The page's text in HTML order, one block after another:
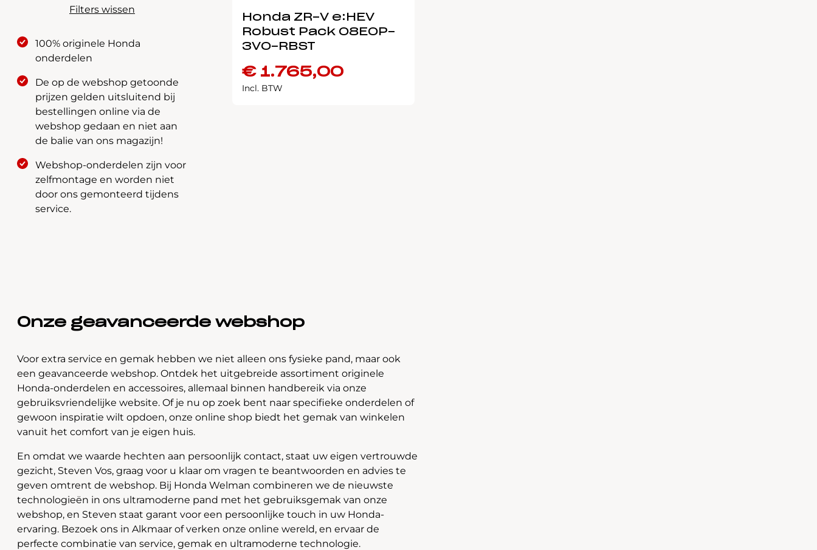
Filters wissen
100% originele Honda
onderdelen
De op de webshop getoonde
prijzen gelden uitsluitend bij
bestellingen online via de
webshop gedaan en niet aan
de balie van ons magazijn!
Webshop-onderdelen zijn voor
zelfmontage en worden niet
door ons gemonteerd tijdens
service.
Honda ZR-V e:HEV
Robust Pack 08E0P-
3V0-RBST
€1.765,00
Incl. BTW
Onze geavanceerde webshop
Voor extra service en gemak hebben we niet alleen ons fysieke pand, maar ook
een geavanceerde webshop. Ontdek het uitgebreide assortiment originele
Honda-onderdelen en accessoires, allemaal binnen handbereik via onze
gebruiksvriendelijke website. Of je nu op zoek bent naar specifieke onderdelen of
gewoon inspiratie wilt opdoen, onze online shop biedt het gemak van winkelen
vanuit het comfort van je eigen huis.
En omdat we waarde hechten aan persoonlijk contact, staat uw eigen vertrouwde
gezicht, Steven Vos, graag voor u klaar om vragen te beantwoorden en advies te
geven omtrent de webshop. Bij Honda Welman combineren we de nieuwste
technologieën in ons ultramoderne pand met het gebruiksgemak van onze
webshop, en Steven staat garant voor een persoonlijke touch in uw Honda-
ervaring. Bezoek ons in Alkmaar of verken onze online wereld, en ervaar de
perfecte combinatie van service, gemak en ultramoderne technologie.